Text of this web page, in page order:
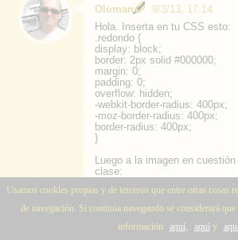
Oloman
9/3/13, 17:14
Hola. Inserta en tu CSS esto:
.redondo {
display: block;
border: 2px solid #000000;
margin: 0;
padding: 0;
overflow: hidden;
-webkit-border-radius: 400px;
-moz-border-radius: 400px;
border-radius: 400px;
}
Luego a la imagen en
clase:
src="URL_IMAGEN"/></div>
Responder
Usamos cookies propias y de terceros que entre otras cosas
de navegación. Si continúa navegando se considerará que
información
aquí, aquíy